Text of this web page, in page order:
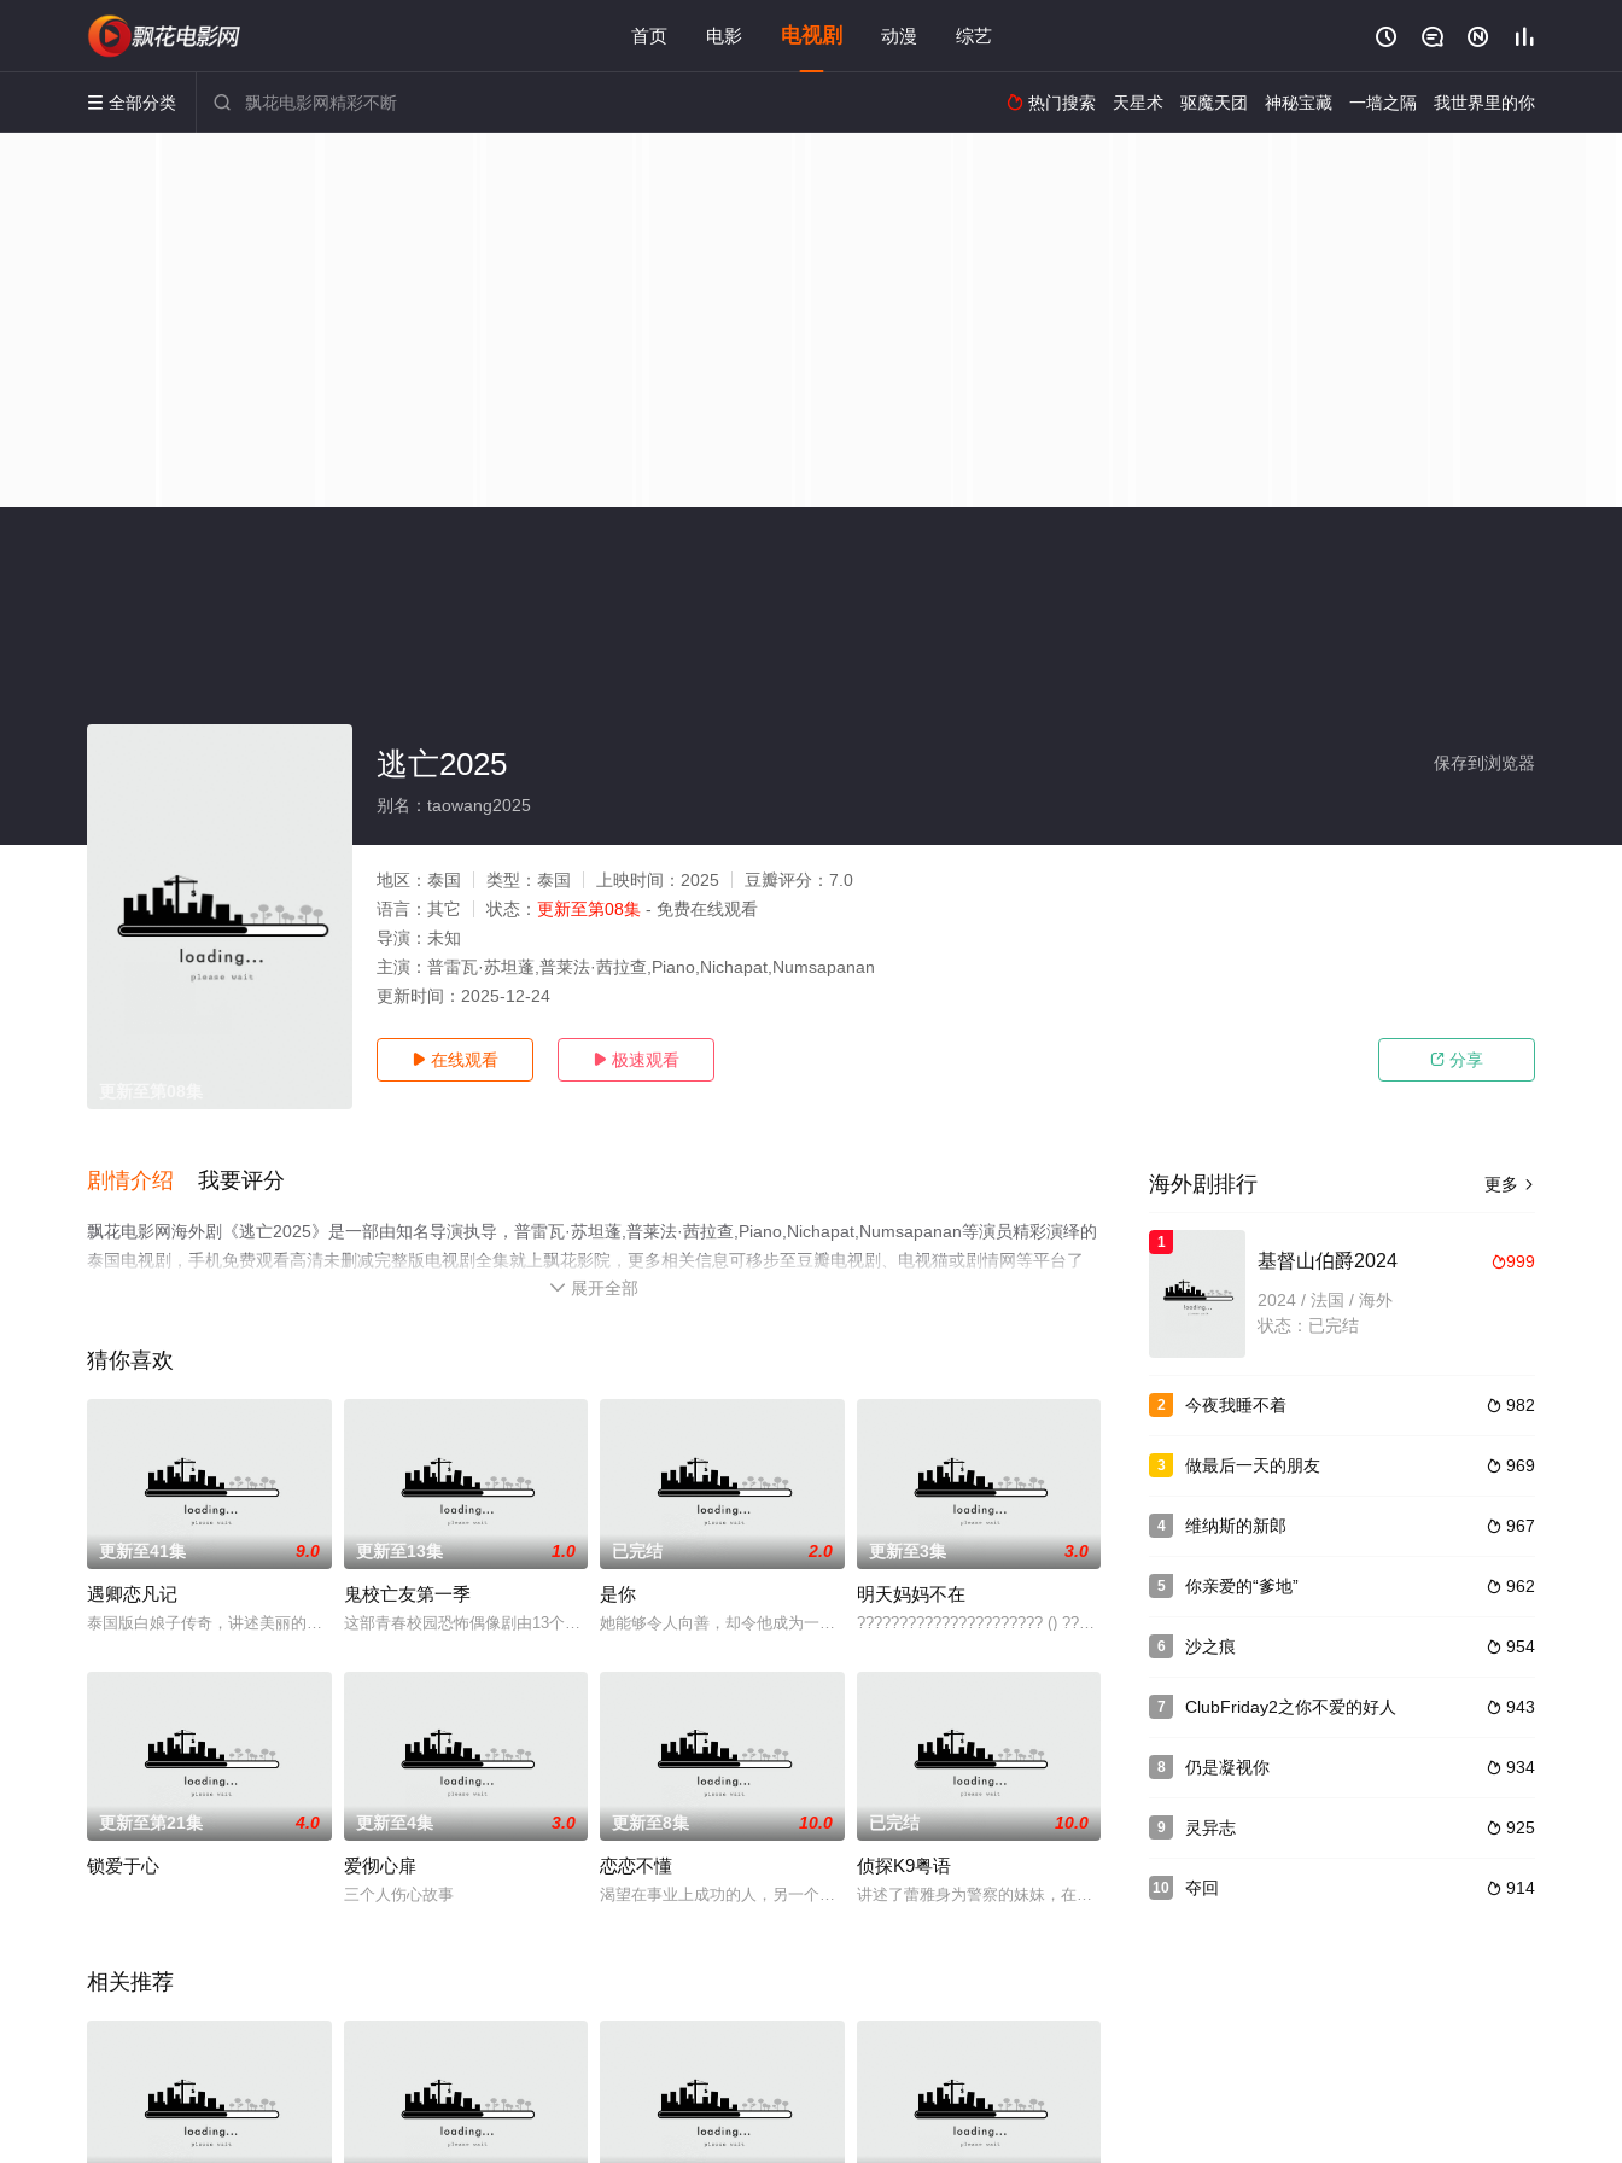
首页 电影 电视剧 动漫 综艺    
 全部分类   热门搜索 天星术 驱魔天团 神秘宝藏 一墙之隔 我世界里的你
保存到浏览器
逃亡2025
别名：taowang2025
地区： 泰国 类型： 泰国 上映时间： 2025 豆瓣评分： 7.0
语言： 其它 状态： 更新至第08集 - 免费在线观看
导演： 未知
主演： 普雷瓦·苏坦蓬,普莱法·茜拉查,Piano,Nichapat,Numsapanan
更新时间： 2025-12-24
 在线观看  极速观看  分享
剧情介绍 我要评分
飘花电影网海外剧《逃亡2025》是一部由知名导演执导，普雷瓦·苏坦蓬,普莱法·茜拉查,Piano,Nichapat,Numsapanan等演员精彩演绎的
泰国电视剧，手机免费观看高清未删减完整版电视剧全集就上飘花影院，更多相关信息可移步至豆瓣电视剧、电视猫或剧情网等平台了
 展开全部
猜你喜欢
更新至41集 9.0
遇卿恋凡记
泰国版白娘子传奇，讲述美丽的娜迦下凡人间，与一见钟情的人间男主展开了一段旷世之恋。
更新至13集 1.0
鬼校亡友第一季
这部青春校园恐怖偶像剧由13个互有关联的小故事组成，并由13位新人导演执导，于11月1日起逢星期六晚10点GTH on air频道播出。
已完结 2.0
是你
她能够令人向善，却令他成为一个更坏的人。一对男女透过现代科技，跨越家境背景的差异，成为情侣。他俩的爱将会改变他们的生命。两人由陌
更新至3集 3.0
明天妈妈不在
?????????????????????? () ?????????????????????? Drama ??????? JSL Glo
更新至第21集 4.0
锁爱于心
更新至4集 3.0
爱彻心扉
三个人伤心故事
更新至8集 10.0
恋恋不懂
渴望在事业上成功的人，另一个决心赢得一个中国女孩的芳心，但是意想不到的感情开花了...就在他们心里
已完结 10.0
侦探K9粤语
讲述了蕾雅身为警察的妹妹，在一次与哥哥同行的途中经历了一场意外事故，哥哥当场死亡，在接受手术治疗
相关推荐
更多 
海外剧排行
1
999
基督山伯爵2024
2024 / 法国 / 海外
状态：已完结
2  982
今夜我睡不着
3  969
做最后一天的朋友
4  967
维纳斯的新郎
5  962
你亲爱的“爹地”
6  954
沙之痕
7  943
ClubFriday2之你不爱的好人
8  934
仍是凝视你
9  925
灵异志
10  914
夺回